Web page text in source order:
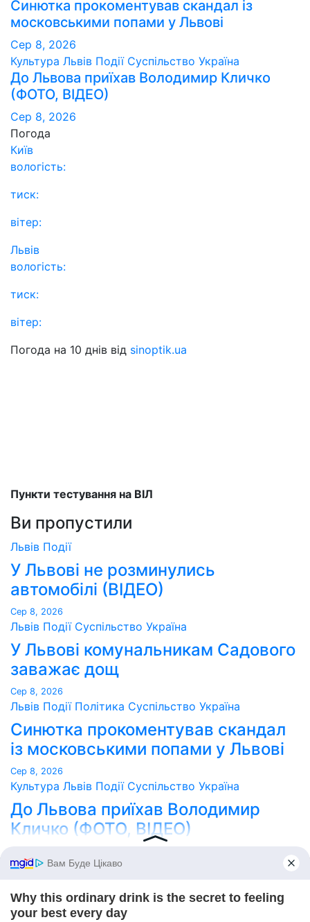
Синютка прокоментував скандал із
московськими попами у Львові
Сер 8, 2026
Культура Львів Події Суспільство Україна
До Львова приїхав Володимир Кличко
(ФОТО, ВІДЕО)
Сер 8, 2026
Погода
Київ
вологість:
тиск:
вітер:
Львів
вологість:
тиск:
вітер:
Погода на 10 днів від sinoptik.ua
Пункти тестування на ВІЛ
Ви пропустили
Львів Події
У Львові не розминулись
автомобілі (ВІДЕО)
Сер 8, 2026
Львів Події Суспільство Україна
У Львові комунальникам Садового
заважає дощ
Сер 8, 2026
Львів Події Політика Суспільство Україна
Синютка прокоментував скандал
із московськими попами у Львові
Сер 8, 2026
Культура Львів Події Суспільство Україна
До Львова приїхав Володимир
Кличко (ФОТО, ВІДЕО)
Point Lviv